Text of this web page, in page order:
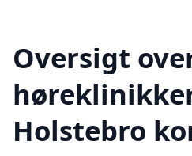
Oversigt
Holstebro